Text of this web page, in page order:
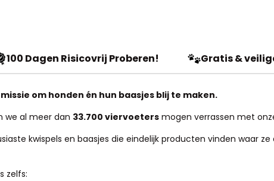
100 Dagen Risicovrij Proberen! Gratis &
om honden én hun baasjes blij te maken.
we al meer dan 33.700 viervoeters mogen verrassen met
kwispels en baasjes die eindelijk producten vinden waar
zelfs: